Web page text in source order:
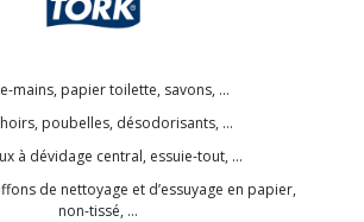
mains, papier toilette, savons, …
poubelles, désodorisants, …
à dévidage central, essuie-tout, …
de nettoyage et d’essuyage en papier,
non-tissé, …